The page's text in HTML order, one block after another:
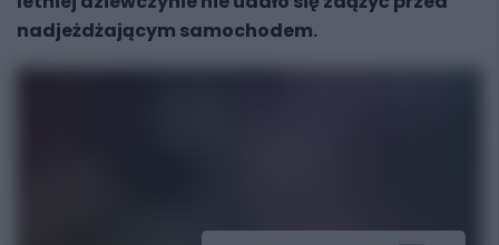
nadjeżdżającym samochodem.